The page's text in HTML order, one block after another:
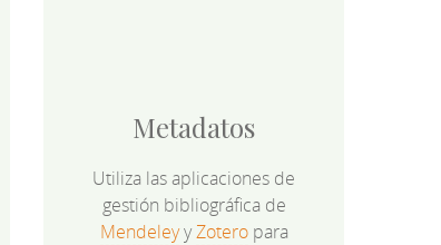
Metadatos
Utiliza las aplicaciones de
gestión bibliográfica de
MendeleyyZoteropara